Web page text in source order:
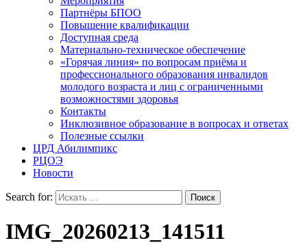
Партнёры БПОО
Повышение квалификации
Доступная среда
Материально-техническое обеспечение
«Горячая линия» по вопросам приёма и
профессионального образования инвалидов
молодого возраста и лиц с ограниченными
возможностями здоровья
Контакты
Инклюзивное образование в вопросах и ответах
Полезные ссылки
ЦРД Абилимпикс
РЦОЭ
Новости
Search for:
IMG_20260213_141511